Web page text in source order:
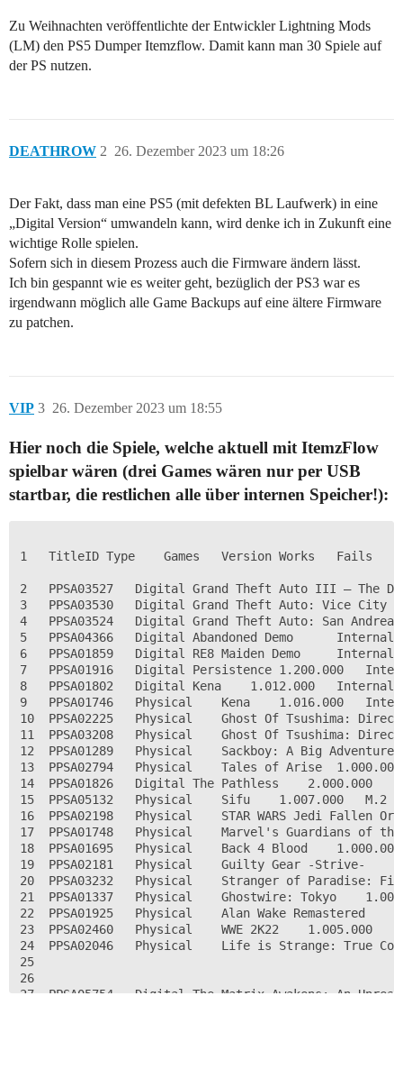
Zu Weihnachten veröffentlichte der Entwickler Lightning Mods
(LM) den PS5 Dumper Itemzflow. Damit kann man 30 Spiele auf
der PS nutzen.
DEATHROW 26. Dezember 2023 um 18:26
2
Der Fakt, dass man eine PS5 (mit defekten BL Laufwerk) in eine
„Digital Version“ umwandeln kann, wird denke ich in Zukunft eine
wichtige Rolle spielen.
Sofern sich in diesem Prozess auch die Firmware ändern lässt.
Ich bin gespannt wie es weiter geht, bezüglich der PS3 war es
irgendwann möglich alle Game Backups auf eine ältere Firmware
zu patchen.
VIP 26. Dezember 2023 um 18:55
3
Hier noch die Spiele, welche aktuell mit ItemzFlow
spielbar wären (drei Games wären nur per USB
startbar, die restlichen alle über internen Speicher!):
1	TitleID	Type	Games	Version	Works	Fails	Status
2	PPSA03527	Digital	Grand Theft Auto III – The Definitive Edition	1.003.000	Internal		Playable
3	PPSA03530	Digital	Grand Theft Auto: Vice City – The Definitive Edition	1.003.000	Internal		Playable
4	PPSA03524	Digital	Grand Theft Auto: San Andreas – The Definitive Edition	1.003.000	Internal		Playable
5	PPSA04366	Digital	Abandoned Demo		Internal		Playable
6	PPSA01859	Digital	RE8 Maiden Demo		Internal		Playable
7	PPSA01916	Digital	Persistence	1.200.000	Internal		Playable
8	PPSA01802	Digital	Kena	1.012.000	Internal		Playable
9	PPSA01746	Physical	Kena	1.016.000	Internal		Playable
10	PPSA02225	Physical	Ghost Of Tsushima: Director's Cut	2.017.000	Internal		Playable
11	PPSA03208	Physical	Ghost Of Tsushima: Director's Cut	2.012.000			Playable
12	PPSA01289	Physical	Sackboy: A Big Adventure	1.014.000	Internal		Playable
13	PPSA02794	Physical	Tales of Arise	1.000.004	Internal		Playable
14	PPSA01826	Digital	The Pathless	2.000.000	Internal		Playable
15	PPSA05132	Physical	Sifu	1.007.000	M.2		Playable
16	PPSA02198	Physical	STAR WARS Jedi Fallen Order	1.003.000	M.2		Playable
17	PPSA01748	Physical	Marvel's Guardians of the Galaxy	1.005.000	M.2		Playable
18	PPSA01695	Physical	Back 4 Blood	1.000.006	USB	M/I	Playable ( will play on m/I with patch )
19	PPSA02181	Physical	Guilty Gear -Strive-	1.014.000	U/M.2		Playable
20	PPSA03232	Physical	Stranger of Paradise: Final Fantasy Origin	1.001.000	U/M.2		Playable
21	PPSA01337	Physical	Ghostwire: Tokyo	1.001.000	U/M.2		Playable
22	PPSA01925	Physical	Alan Wake Remastered	1.000.003	U/M.2		Playable
23	PPSA02460	Physical	WWE 2K22	1.005.000	U/M.2		Playable
24	PPSA02046	Physical	Life is Strange: True Colors	1.008.000	USB		Playable
25
26
27	PPSA05754	Digital	The Matrix Awakens: An Unreal Engine 5 Experience		Internal		Playable, requires internet or patch